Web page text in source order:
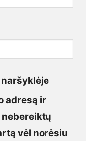
adresą ir
nebereiktų
vėl norėsiu